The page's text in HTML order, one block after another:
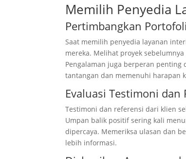
Memilih Penyedia
Pertimbangkan
Saat memilih penyedia layanan
mereka. Melihat proyek
Pengalaman juga berperan penting
tantangan dan memenuhi harapan
Evaluasi Testimoni dan
Testimoni dan referensi dari klien
Umpan balik positif sering kali
dipercaya. Memeriksa ulasan dan
lebih informasi.